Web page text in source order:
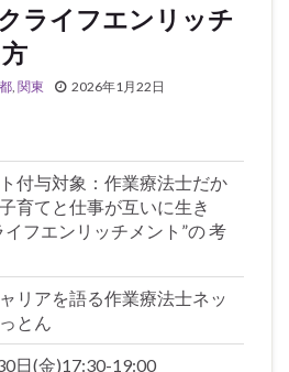
ライフエンリッチ
, 関東 2026年1月22日
付与対象：作業療法士だか
育てと仕事が互いに生き
イフエンリッチメント”の 考
リアを語る作業療法士ネッ
とん
日(金)17:30-19:00